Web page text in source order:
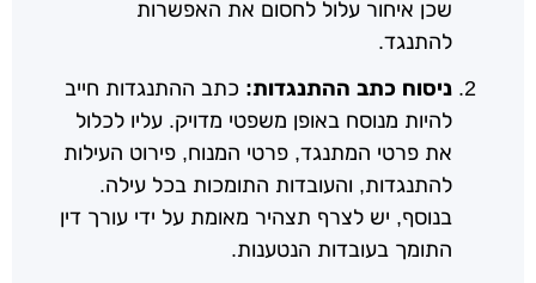
שכן איחור עלול לחסום את האפשרות
להתנגד.
ניסוח כתב ההתנגדות: כתב ההתנגדות חייב
להיות מנוסח באופן משפטי מדויק. עליו לכלול
את פרטי המתנגד, פרטי המנוח, פירוט העילות
להתנגדות, והעובדות התומכות בכל עילה.
בנוסף, יש לצרף תצהיר מאומת על ידי עורך דין
התומך בעובדות הנטענות.